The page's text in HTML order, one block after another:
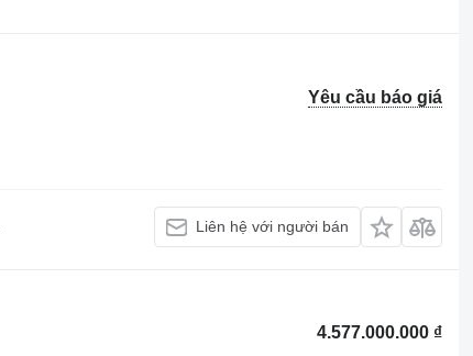
Yêu cầu báo giá
Liên hệ với người bán
4.577.000.000 ₫